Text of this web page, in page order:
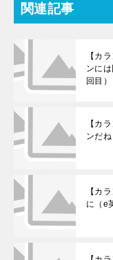
関連記事
【カ
ンに
回目）
【カ
ンだ
【カ
に（e